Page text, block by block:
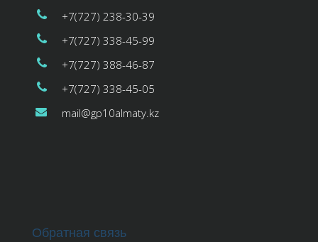
+7(727) 238-30-39
+7(727) 338-45-99
+7(727) 388-46-87
+7(727) 338-45-05
mail@gp10almaty.kz
Обратная связь